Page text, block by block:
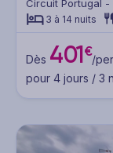
Circuit Portugal
3 à 14 nuits
Dès 401€/
pour 4 jours / 3